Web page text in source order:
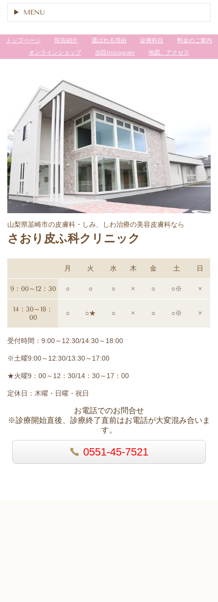
MENU
トップページ 院長紹介 選ばれる理由 診療科目
料金のご案内
オンラインショップ
当院Instagram 地図、アクセス
山梨県韮崎市の皮膚科・しみ、しわ治療の美容皮膚科なら
さおり皮ふ科クリニック
月 火 水 木 金 土 日
9：00～12：30 ○ ○ ○ × ○ ○※ ×
14：30～18：
00
○ ○★ ○ × ○ ○※ ×
受付時間：9:00～12:30/14:30～18:00
※土曜9:00～12:30/13:30～17:00
★火曜9：00～12：30/14：30～17：00
定休日：木曜・日曜・祝日
お電話でのお問合せ
※診療開始直後、診療終了直前はお電話が大変混み合いま
す。
0551-45-7521